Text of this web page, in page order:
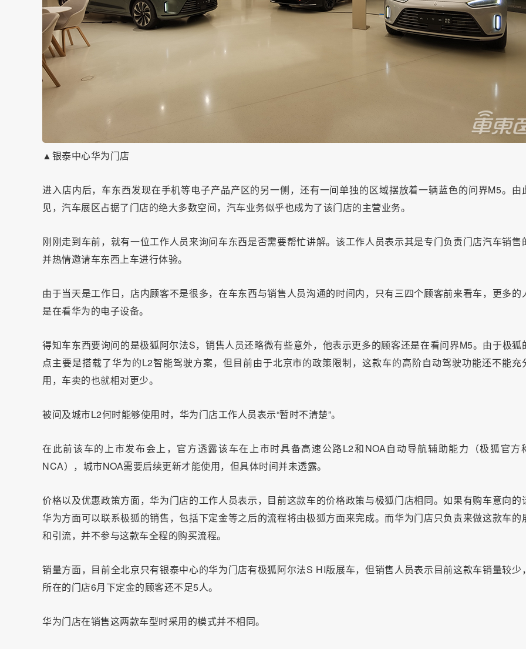
▲银泰中心华为门店
进入店内后，车东西发现在手机等电子产品产区的另一侧，还有一间单独的区域摆放着一辆蓝色的问界M5。由
见，汽车展区占据了门店的绝大多数空间，汽车业务似乎也成为了该门店的主营业务。
刚刚走到车前，就有一位工作人员来询问车东西是否需要帮忙讲解。该工作人员表示其是专门负责门店汽车销售
并热情邀请车东西上车进行体验。
由于当天是工作日，店内顾客不是很多，在车东西与销售人员沟通的时间内，只有三四个顾客前来看车，更多的
是在看华为的电子设备。
得知车东西要询问的是极狐阿尔法S，销售人员还略微有些意外，他表示更多的顾客还是在看问界M5。由于极狐
点主要是搭载了华为的L2智能驾驶方案，但目前由于北京市的政策限制，这款车的高阶自动驾驶功能还不能充
用，车卖的也就相对更少。
被问及城市L2何时能够使用时，华为门店工作人员表示“暂时不清楚”。
在此前该车的上市发布会上，官方透露该车在上市时具备高速公路L2和NOA自动导航辅助能力（极狐官方
NCA），城市NOA需要后续更新才能使用，但具体时间并未透露。
价格以及优惠政策方面，华为门店的工作人员表示，目前这款车的价格政策与极狐门店相同。如果有购车意向的
华为方面可以联系极狐的销售，包括下定金等之后的流程将由极狐方面来完成。而华为门店只负责来做这款车的
和引流，并不参与这款车全程的购买流程。
销量方面，目前全北京只有银泰中心的华为门店有极狐阿尔法S HI版展车，但销售人员表示目前这款车销量较少
所在的门店6月下定金的顾客还不足5人。
华为门店在销售这两款车型时采用的模式并不相同。